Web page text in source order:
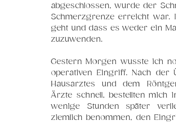
abgeschlossen, wurde der
Schmerzgrenze erreicht war.
geht und dass es weder ein
zuzuwenden.
Gestern Morgen wusste ich
operativen Eingriff. Nach der
Hausarztes und dem
Ärzte schnell, bestellten mich
wenige Stunden später
ziemlich benommen, den